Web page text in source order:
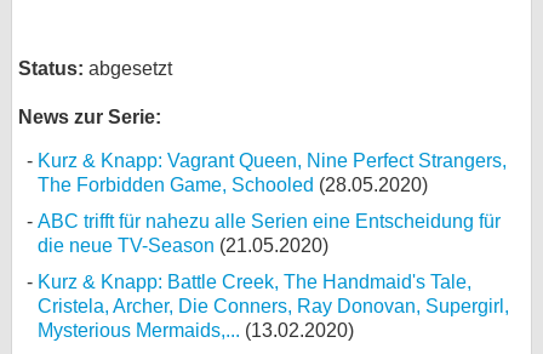
Status: abgesetzt
News zur Serie:
Kurz & Knapp: Vagrant Queen, Nine Perfect Strangers,
The Forbidden Game, Schooled (28.05.2020)
ABC trifft für nahezu alle Serien eine Entscheidung für
die neue TV-Season (21.05.2020)
Kurz & Knapp: Battle Creek, The Handmaid's Tale,
Cristela, Archer, Die Conners, Ray Donovan, Supergirl,
Mysterious Mermaids,... (13.02.2020)